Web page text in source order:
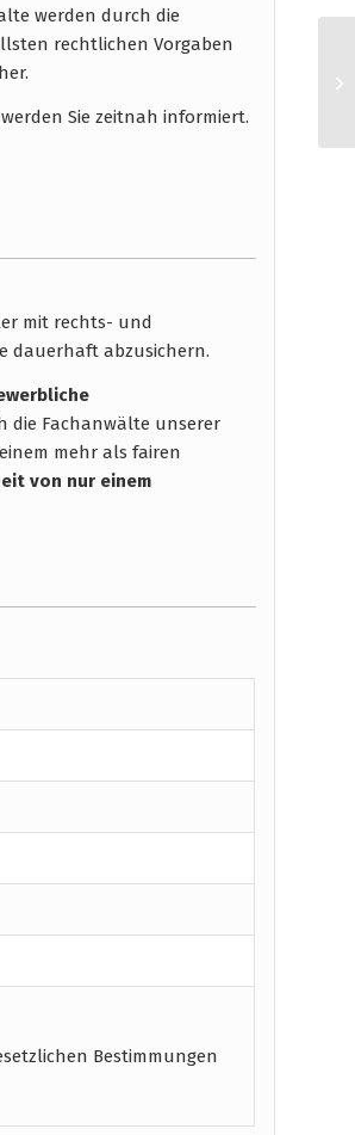
werden durch die
rechtlichen Vorgaben
Sie zeitnah informiert.
mit rechts- und
dauerhaft abzusichern.
die Fachanwälte unserer
mehr als fairen
von nur einem
Bestimmungen